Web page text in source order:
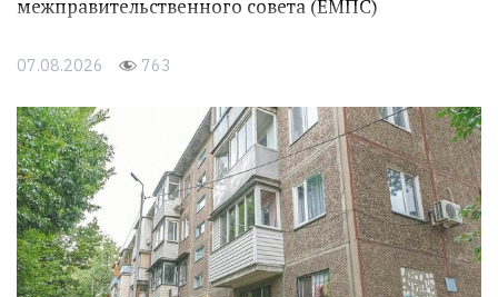
межправительственного совета (ЕМПС)
07.08.2026 763